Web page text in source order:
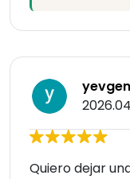
Quiero dejar